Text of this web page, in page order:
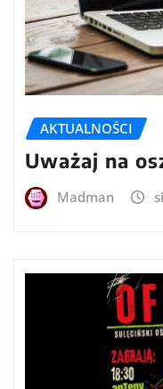
AKTUALNOŚCI
Uważaj na
Madman